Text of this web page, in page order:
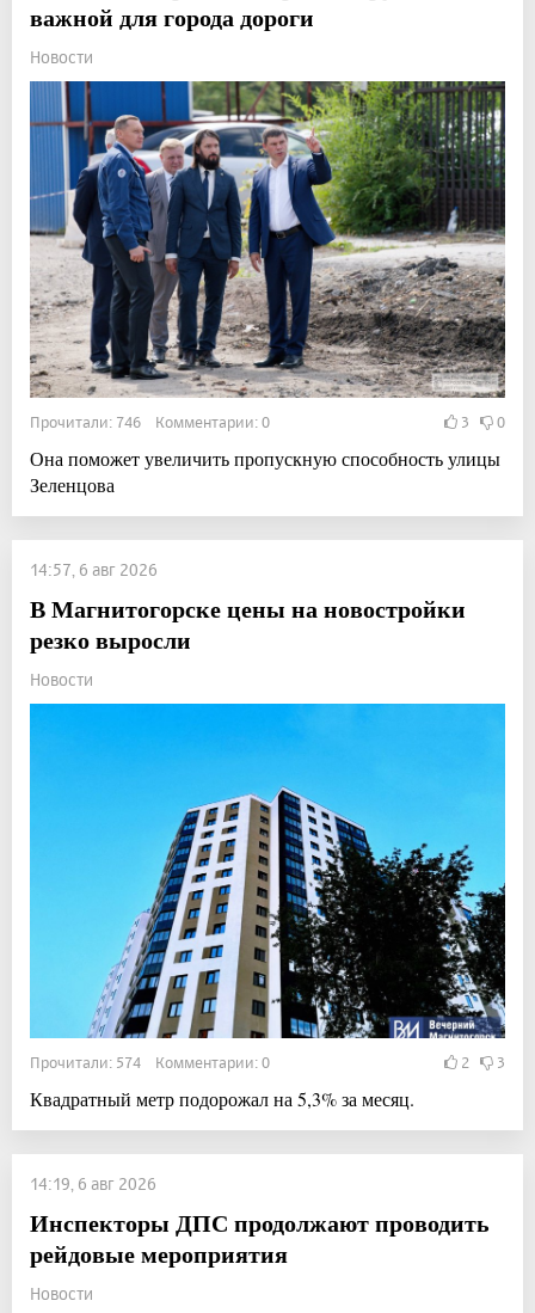
важной для города дороги
Новости
Прочитали: 746 Комментарии: 0 3 0
Она поможет увеличить пропускную способность улицы
Зеленцова
14:57, 6 авг 2026
В Магнитогорске цены на новостройки
резко выросли
Новости
Прочитали: 574 Комментарии: 0 2 3
Квадратный метр подорожал на 5,3% за месяц.
14:19, 6 авг 2026
Инспекторы ДПС продолжают проводить
рейдовые мероприятия
Новости